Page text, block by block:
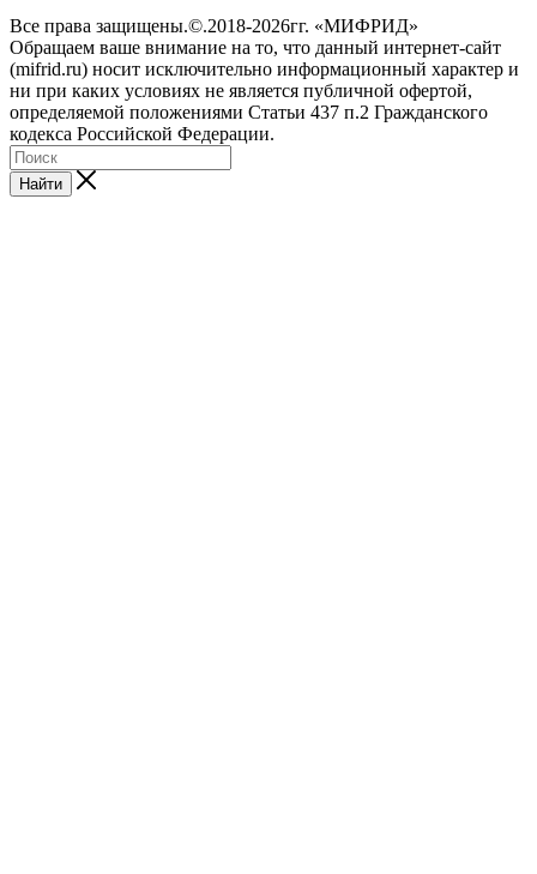
Все права защищены.©.2018-2026гг. «МИФРИД»
Обращаем ваше внимание на то, что данный интернет-сайт
(mifrid.ru) носит исключительно информационный характер и
ни при каких условиях не является публичной офертой,
определяемой положениями Статьи 437 п.2 Гражданского
кодекса Российской Федерации.
Найти